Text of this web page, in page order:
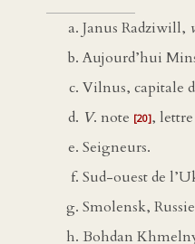
Janus Radziwill,
Aujourd’hui
Vilnus, capitale
V. note [20], lettre
Seigneurs.
Sud-ouest de
Smolensk,
Bohdan